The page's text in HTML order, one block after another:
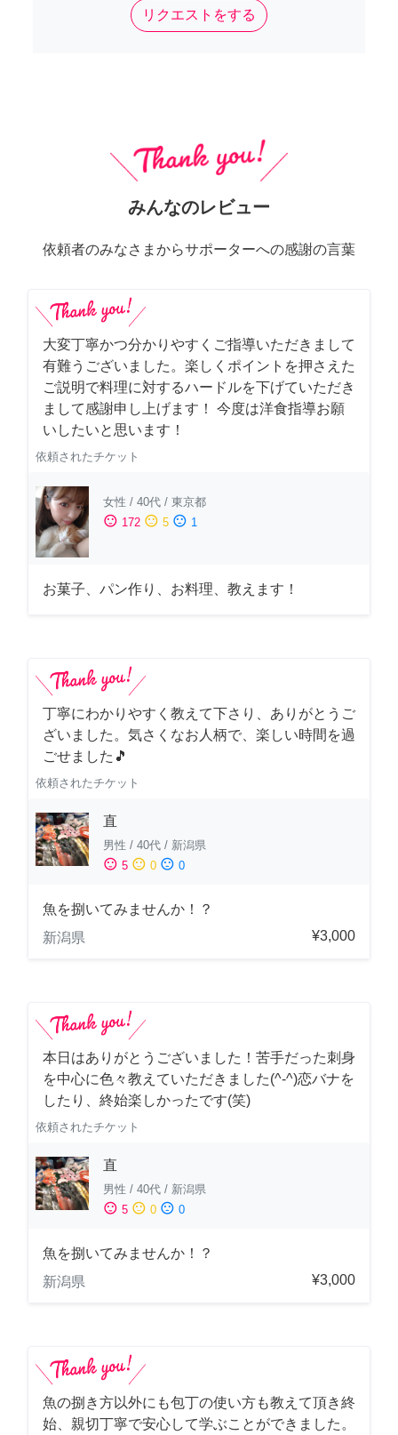
リクエストをする
みんなのレビュー
依頼者のみなさまからサポーターへの感謝の言葉
大変丁寧かつ分かりやすくご指導いただきまして
有難うございました。楽しくポイントを押さえた
ご説明で料理に対するハードルを下げていただき
まして感謝申し上げます！ 今度は洋食指導お願
いしたいと思います！
依頼されたチケット
女性 / 40代 / 東京都
sentiment_satisfied 172 sentiment_neutral 5 sentiment_dissatisfied 1
お菓子、パン作り、お料理、教えます！
丁寧にわかりやすく教えて下さり、ありがとうご
ざいました。気さくなお人柄で、楽しい時間を過
ごせました🎵
依頼されたチケット
直
男性 / 40代 / 新潟県
sentiment_satisfied 5 sentiment_neutral 0 sentiment_dissatisfied 0
魚を捌いてみませんか！？
新潟県
¥3,000
本日はありがとうございました！苦手だった刺身
を中心に色々教えていただきました(^-^)恋バナを
したり、終始楽しかったです(笑)
依頼されたチケット
直
男性 / 40代 / 新潟県
sentiment_satisfied 5 sentiment_neutral 0 sentiment_dissatisfied 0
魚を捌いてみませんか！？
新潟県
¥3,000
魚の捌き方以外にも包丁の使い方も教えて頂き終
始、親切丁寧で安心して学ぶことができました。